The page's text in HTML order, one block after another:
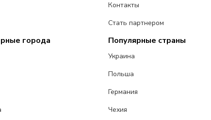
Контакты
Стать партнером
города Популярные страны
Украина
Польша
Германия
Чехия